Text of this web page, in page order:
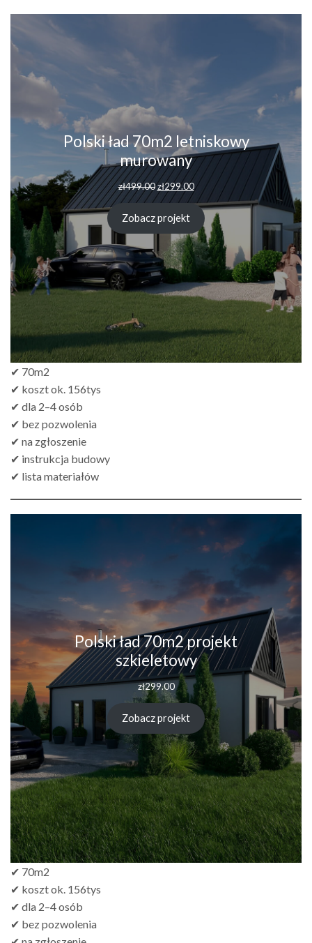
Polski ład 70m2 letniskowy
murowany
zł499.00Pierwotna
cena
zł499.00.
zł299.00Aktualna
cena
wynosi:
zł299.00.
Zobacz projekt
✔ 70m2
✔ koszt ok. 156tys
✔ dla 2–4 osób
✔ bez pozwolenia
✔ na zgłoszenie
✔ instrukcja budowy
✔ lista materiałów
Polski ład 70m2 projekt
szkieletowy
zł299.00
Zobacz projekt
✔ 70m2
✔ koszt ok. 156tys
✔ dla 2–4 osób
✔ bez pozwolenia